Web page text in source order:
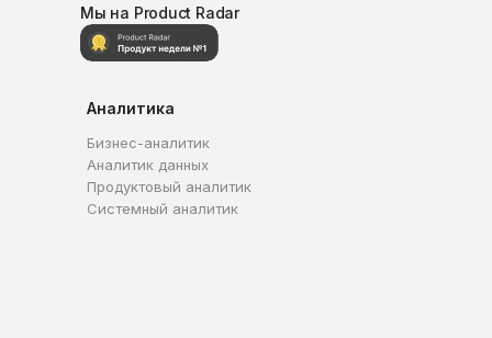
Мы на Product Radar
Аналитика
Бизнес-аналитик
Аналитик данных
Продуктовый аналитик
Системный аналитик